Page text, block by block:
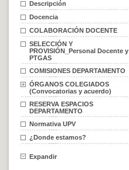
Descripción
Docencia
COLABORACIÓN DOCENTE
SELECCIÓN Y
PROVISIÓN_Personal Docente y
PTGAS
COMISIONES DEPARTAMENTO
ÓRGANOS COLEGIADOS
(Convocatorias y acuerdo)
RESERVA ESPACIOS
DEPARTAMENTO
Normativa UPV
¿Donde estamos?
Expandir